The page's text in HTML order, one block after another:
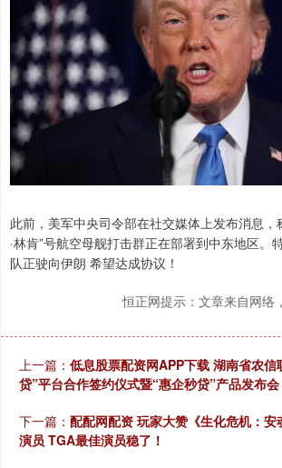
此前，美军中央司令部在社交媒体上发布消息，
·林肯”号航空母舰打击群正在部署到中东地区。
队正驶向伊朗 希望达成协议！
恒正网提示：文章来自网络
上一篇： 低息股票配资网APP下载 湖南省农信
贷”平台合作签约仪式暨“惠企秒贷”产品发布会
下一篇： 配配网配资 玩家大赞《生化危机：安
演员 TGA最佳演员稳了！